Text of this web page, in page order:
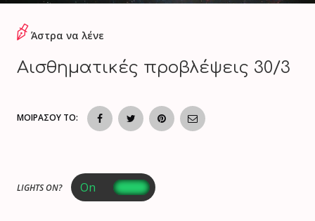
Άστρα να λένε
Αισθηματικές προβλέψεις 30/3
ΜΟΙΡΑΣΟΥ ΤΟ:
LIGHTS ON?